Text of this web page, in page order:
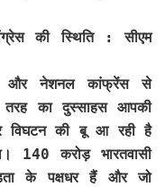
की स्थिति : सीएम
और नेशनल कांफ्रेंस से
का दुस्साहस आपकी
विघटन की बू आ रही है
140 करोड़ भारतवासी
के पक्षधर हैं और जो